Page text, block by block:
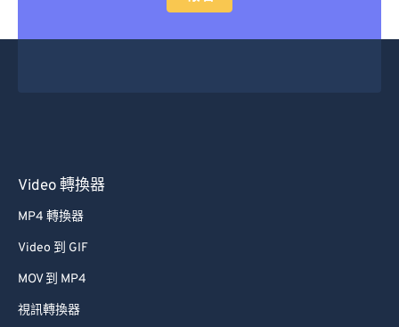
Video 轉換器
MP4 轉換器
Video 到 GIF
MOV 到 MP4
視訊轉換器